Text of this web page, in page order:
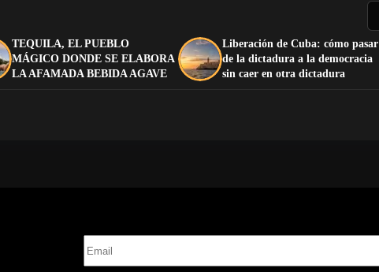
TEQUILA, EL PUEBLO
MÁGICO DONDE SE ELABORA
LA AFAMADA BEBIDA AGAVE
Liberación de Cuba: cómo pasar
de la dictadura a la democracia
sin caer en otra dictadura